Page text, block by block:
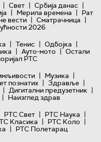
| Свет | Србија данас |
| Мерила времена | Рат
вести | Сматрачница |
2026
| Тенис | Одбојка |
| Ауто-мото | Остали
РТС
| Музика |
познатих | Здравље |
| Дигитални предузетник |
| Наизглед здрав
РТС Свет | РТС Наука |
Класика | РТС Коло |
| РТС Полетарац